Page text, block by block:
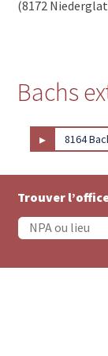
(8172
Bachs
▸ 8164
Trouver